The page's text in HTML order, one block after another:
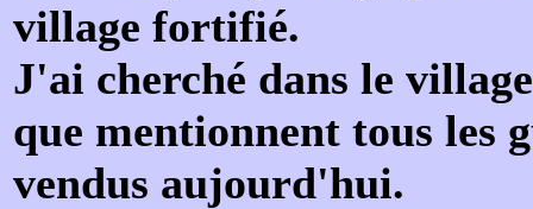
village fortifié.
J'ai cherché dans le
que mentionnent tous les
vendus aujourd'hui.